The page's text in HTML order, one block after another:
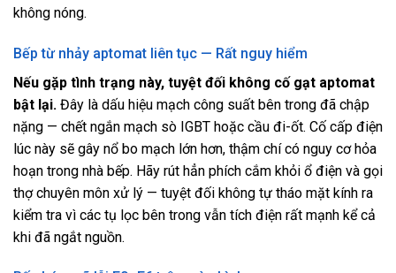
không nóng.
Bếp từ nhảy aptomat liên tục — Rất nguy hiểm
Nếu gặp tình trạng này, tuyệt đối không cố gạt aptomat
bật lại. Đây là dấu hiệu mạch công suất bên trong đã chập
nặng — chết ngắn mạch sò IGBT hoặc cầu đi-ốt. Cố cấp điện
lúc này sẽ gây nổ bo mạch lớn hơn, thậm chí có nguy cơ hỏa
hoạn trong nhà bếp. Hãy rút hẳn phích cắm khỏi ổ điện và gọi
thợ chuyên môn xử lý — tuyệt đối không tự tháo mặt kính ra
kiểm tra vì các tụ lọc bên trong vẫn tích điện rất mạnh kể cả
khi đã ngắt nguồn.